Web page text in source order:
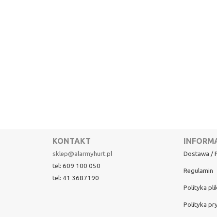
KONTAKT
sklep@alarmyhurt.pl
tel: 609 100 050
tel: 41 3687190
Dostawa /
Regulamin
Polityka
Polityka